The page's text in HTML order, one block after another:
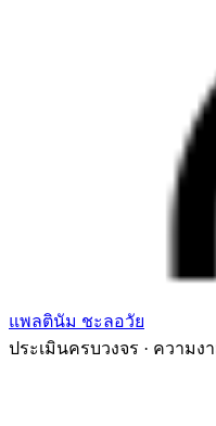
แพลตินัม ชะลอวัย
ประเมินครบวงจร · ความง